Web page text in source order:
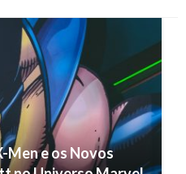
Men e os Novos